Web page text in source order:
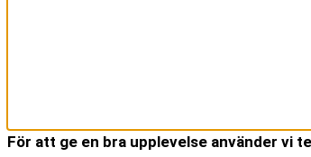
För att ge en bra upplevelse använder vi